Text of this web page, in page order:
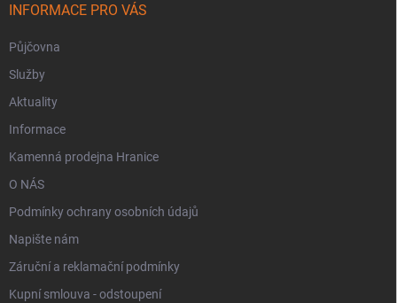
INFORMACE PRO VÁS
Půjčovna
Služby
Aktuality
Informace
Kamenná prodejna Hranice
O NÁS
Podmínky ochrany osobních údajů
Napište nám
Záruční a reklamační podmínky
Kupní smlouva - odstoupení